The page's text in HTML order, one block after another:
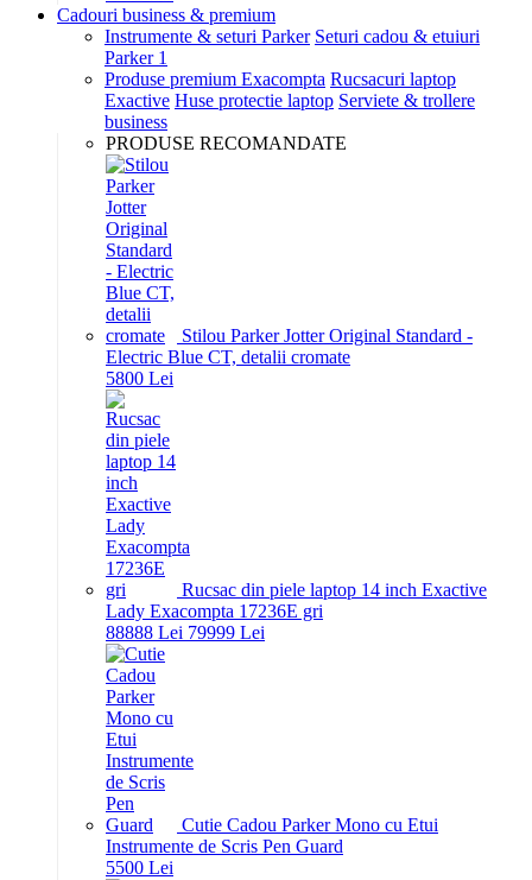
Cadouri business & premium
Instrumente & seturi Parker Seturi cadou & etuiuri
Parker 1
Produse premium Exacompta Rucsacuri laptop
Exactive Huse protectie laptop Serviete & trollere
business
PRODUSE RECOMANDATE
Stilou Parker Jotter Original Standard -
Electric Blue CT, detalii cromate
5800 Lei
Rucsac din piele laptop 14 inch Exactive
Lady Exacompta 17236E gri
88888 Lei 79999 Lei
Cutie Cadou Parker Mono cu Etui
Instrumente de Scris Pen Guard
5500 Lei